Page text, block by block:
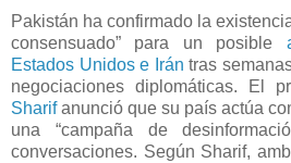
Pakistán ha confirmado la
consensuado” para un posible
Estados Unidos e Irán tras
negociaciones diplomáticas. El
Sharifanunció que su país actúa
una “campaña de
conversaciones. Según Sharif,